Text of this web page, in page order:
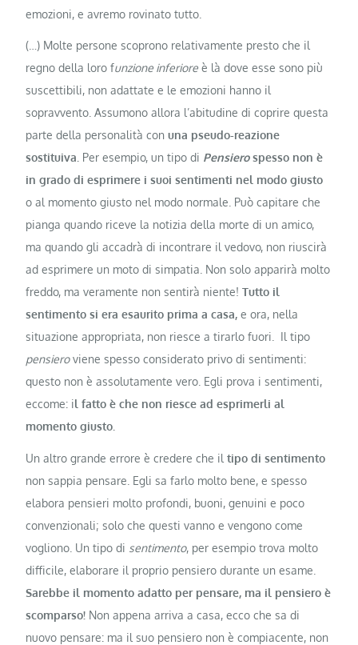
emozioni, e avremo rovinato tutto.
(…) Molte persone scoprono relativamente presto che il
regno della loro funzione inferiore è là dove esse sono più
suscettibili, non adattate e le emozioni hanno il
sopravvento. Assumono allora l’abitudine di coprire questa
parte della personalità conuna pseudo-reazione
sostituiva. Per esempio, un tipo di Pensiero spesso non è
in grado di esprimere i suoi sentimenti nel modo giusto
o al momento giusto nel modo normale. Può capitare che
pianga quando riceve la notizia della morte di un amico,
ma quando gli accadrà di incontrare il vedovo, non riuscirà
ad esprimere un moto di simpatia. Non solo apparirà molto
freddo, ma veramente non sentirà niente!Tutto il
sentimento si era esaurito prima a casa,e ora, nella
situazione appropriata, non riesce a tirarlo fuori. Il tipo
pensieroviene spesso considerato privo di sentimenti:
questo non è assolutamente vero. Egli prova i sentimenti,
eccome: il fatto è che non riesce ad esprimerli al
momento giusto.
Un altro grande errore è credere che iltipo di sentimento
non sappia pensare. Egli sa farlo molto bene, e spesso
elabora pensieri molto profondi, buoni, genuini e poco
convenzionali; solo che questi vanno e vengono come
vogliono. Un tipo di sentimento, per esempio trova molto
difficile, elaborare il proprio pensiero durante un esame.
Sarebbe il momento adatto per pensare, ma il pensiero è
scomparso! Non appena arriva a casa, ecco che sa di
nuovo pensare: ma il suo pensiero non è compiacente, non